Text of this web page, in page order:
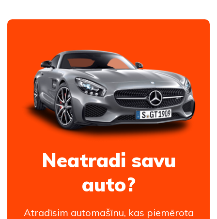
Neatradi savu
auto?
Atradīsim automašīnu, kas piemērota